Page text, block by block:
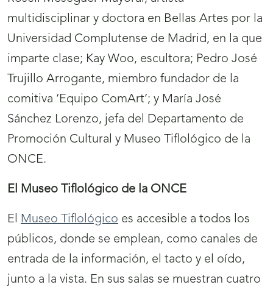
multidisciplinar y doctora en Bellas Artes por la
Universidad Complutense de Madrid, en la que
imparte clase; Kay Woo, escultora; Pedro José
Trujillo Arrogante, miembro fundador de la
comitiva ‘Equipo ComArt’; y María José
Sánchez Lorenzo, jefa del Departamento de
Promoción Cultural y Museo Tiflológico de la
ONCE.
El Museo Tiflológico de la ONCE
El Museo Tiflológico es accesible a todos los
públicos, donde se emplean, como canales de
entrada de la información, el tacto y el oído,
junto a la vista. En sus salas se muestran cuatro